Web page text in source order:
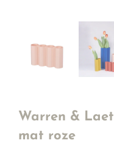
Warren &
mat roze